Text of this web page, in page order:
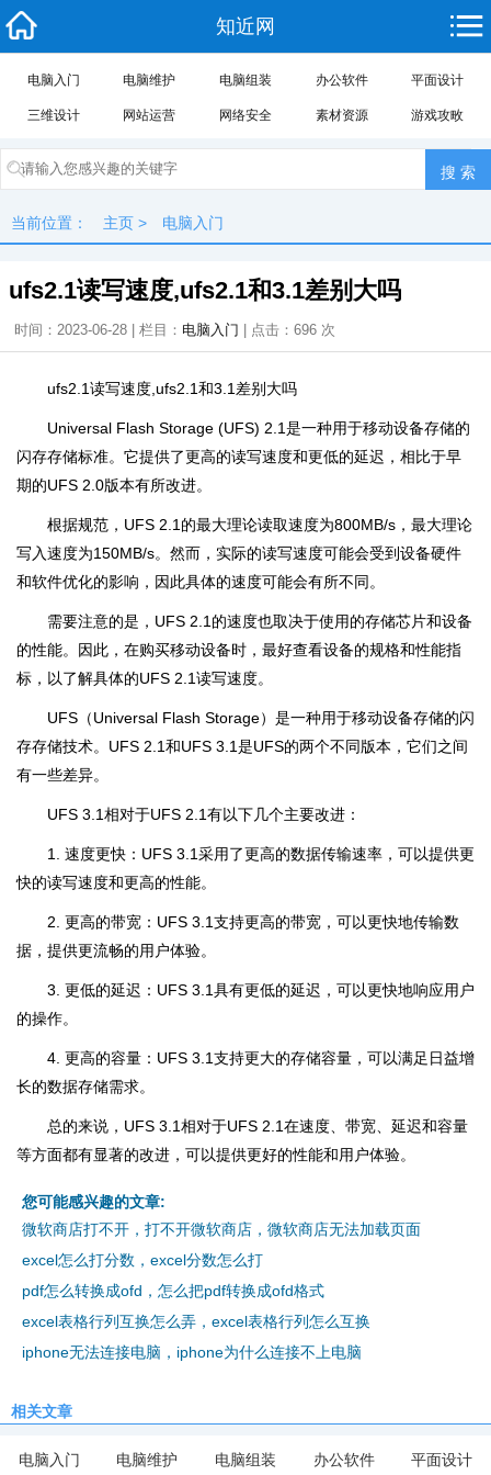
知近网
电脑入门 电脑维护 电脑组装 办公软件 平面设计
三维设计 网站运营 网络安全 素材资源 游戏攻畋
当前位置： 主页 > 电脑入门
ufs2.1读写速度,ufs2.1和3.1差别大吗
时间：2023-06-28 | 栏目： 电脑入门 | 点击： 696 次
ufs2.1读写速度,ufs2.1和3.1差别大吗
Universal Flash Storage (UFS) 2.1是一种用于移动设备存储的
闪存存储标准。它提供了更高的读写速度和更低的延迟，相比于早
期的UFS 2.0版本有所改进。
根据规范，UFS 2.1的最大理论读取速度为800MB/s，最大理论
写入速度为150MB/s。然而，实际的读写速度可能会受到设备硬件
和软件优化的影响，因此具体的速度可能会有所不同。
需要注意的是，UFS 2.1的速度也取决于使用的存储芯片和设备
的性能。因此，在购买移动设备时，最好查看设备的规格和性能指
标，以了解具体的UFS 2.1读写速度。
UFS（Universal Flash Storage）是一种用于移动设备存储的闪
存存储技术。UFS 2.1和UFS 3.1是UFS的两个不同版本，它们之间
有一些差异。
UFS 3.1相对于UFS 2.1有以下几个主要改进：
1. 速度更快：UFS 3.1采用了更高的数据传输速率，可以提供更
快的读写速度和更高的性能。
2. 更高的带宽：UFS 3.1支持更高的带宽，可以更快地传输数
据，提供更流畅的用户体验。
3. 更低的延迟：UFS 3.1具有更低的延迟，可以更快地响应用户
的操作。
4. 更高的容量：UFS 3.1支持更大的存储容量，可以满足日益增
长的数据存储需求。
总的来说，UFS 3.1相对于UFS 2.1在速度、带宽、延迟和容量
等方面都有显著的改进，可以提供更好的性能和用户体验。
您可能感兴趣的文章:
微软商店打不开，打不开微软商店，微软商店无法加载页面
excel怎么打分数，excel分数怎么打
pdf怎么转换成ofd，怎么把pdf转换成ofd格式
excel表格行列互换怎么弄，excel表格行列怎么互换
iphone无法连接电脑，iphone为什么连接不上电脑
相关文章
电脑入门 电脑维护 电脑组装 办公软件 平面设计